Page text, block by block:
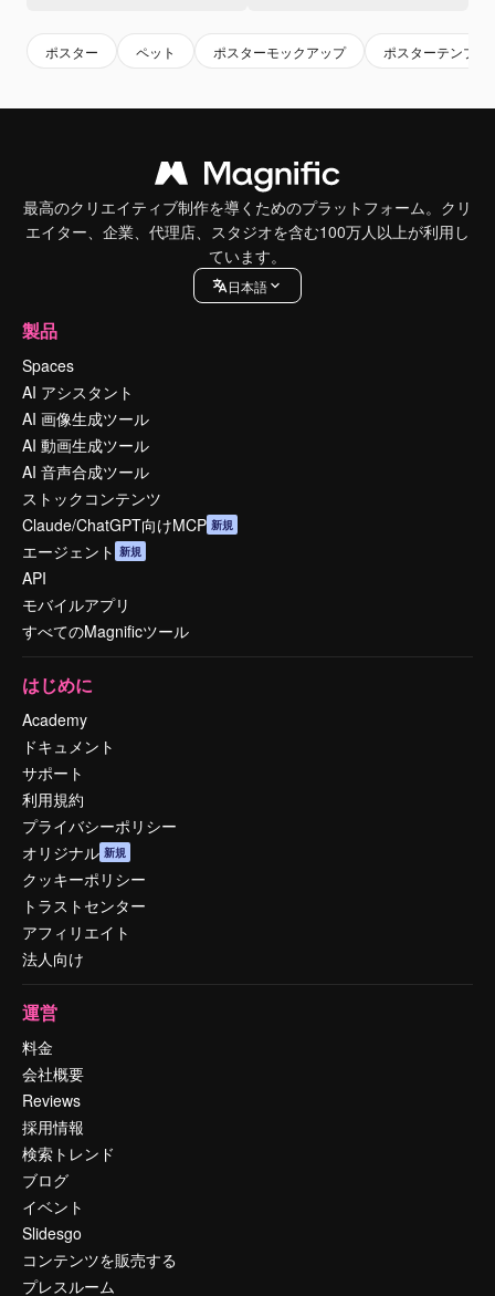
ポスター ペット ポスターモックアップ ポスターテンプレ
最高のクリエイティブ制作を導くためのプラットフォーム。クリ
エイター、企業、代理店、スタジオを含む100万人以上が利用し
ています。
日本語
製品
Spaces
AI アシスタント
AI 画像生成ツール
AI 動画生成ツール
AI 音声合成ツール
ストックコンテンツ
Claude/ChatGPT向けMCP 新規
エージェント 新規
API
モバイルアプリ
すべてのMagnificツール
はじめに
Academy
ドキュメント
サポート
利用規約
プライバシーポリシー
オリジナル 新規
クッキーポリシー
トラストセンター
アフィリエイト
法人向け
運営
料金
会社概要
Reviews
採用情報
検索トレンド
ブログ
イベント
Slidesgo
コンテンツを販売する
プレスルーム